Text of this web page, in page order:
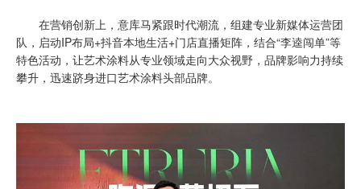
在营销创新上，意库马紧跟时代潮流，组建专业新媒体运营团
队，启动IP布局+抖音本地生活+门店直播矩阵，结合“李逵闯单”等
特色活动，让艺术涂料从专业领域走向大众视野，品牌影响力持续
攀升，迅速跻身进口艺术涂料头部品牌。